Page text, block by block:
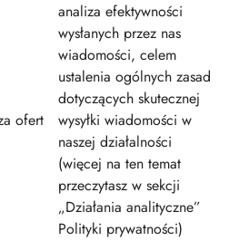
ofert
analiza efektywności
wysłanych przez nas
wiadomości, celem
ustalenia ogólnych zasad
dotyczących skutecznej
wysyłki wiadomości w
naszej działalności
(więcej na ten temat
przeczytasz w sekcji
„Działania analityczne”
Polityki prywatności)